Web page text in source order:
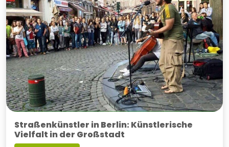
Straßenkünstler in Berlin: Künstlerische
Vielfalt in der Großstadt